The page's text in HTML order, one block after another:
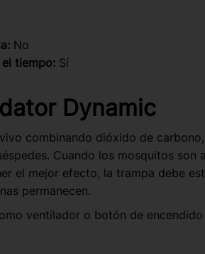
No
tiempo: Sí
Dynamic
combinando dióxido de
Cuando los mosquitos
el mejor efecto, la trampa debe
permanecen.
ventilador o botón de